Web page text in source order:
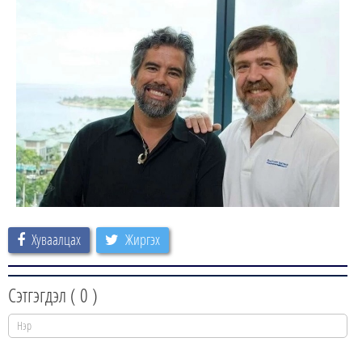
Хуваалцах Жиргэх
Сэтгэгдэл ( 0 )